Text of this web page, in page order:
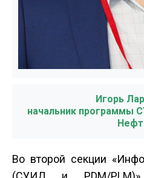
Игорь
начальник программы
Во второй секции